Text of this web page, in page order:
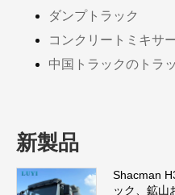
ダンプトラック
コンクリートミキサ
中国トラックのトラ
新製品
Shacman
ック、鉱山